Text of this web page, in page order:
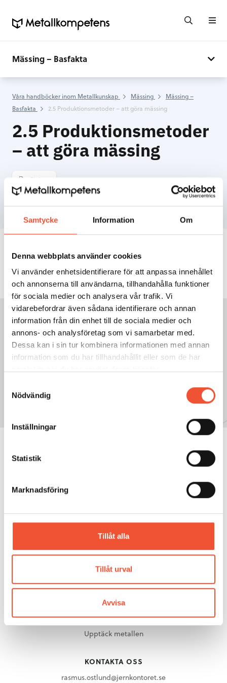
Samtycke Information Om
Denna webbplats använder cookies
Vi använder enhetsidentifierare för att anpassa innehållet
och annonserna till användarna, tillhandahålla funktioner
för sociala medier och analysera vår trafik. Vi
vidarebefordrar även sådana identifierare och annan
information från din enhet till de sociala medier och
annons- och analysföretag som vi samarbetar med.
Dessa kan i sin tur kombinera informationen med annan
information som du har tillhandahållit eller som de har
Nödvändig
Inställningar
Statistik
Marknadsföring
Tillåt alla
Tillåt urval
Avvisa
Mässing – Basfakta
Våra handböcker inom Metallkunskap Mässing
Mässing –
Basfakta
2.5 Produktionsmetoder – att göra mässing
2.5 Produktionsmetoder
– att göra mässing
Skriv ut
INNEHÅLLSFÖRTECKNING
GÅ TILL NÄSTA SIDA:
2.6 Hållbarhet – återvinning
och omgivning
Mässing
Metallarkivet
OM METALLKOMPETENS
Om Metallkompetens
UPPTÄCK METALLEN
Upptäck metallen
KONTAKTA OSS
rasmus.ostlund@jernkontoret.se